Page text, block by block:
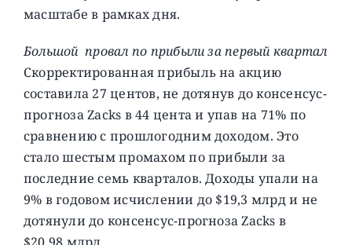
масштабе в рамках дня.
Большой провал по прибыли за первый квартал
Скорректированная прибыль на акцию
составила 27 центов, не дотянув до консенсус-
прогноза Zacks в 44 цента и упав на 71% по
сравнению с прошлогодним доходом. Это
стало шестым промахом по прибыли за
последние семь кварталов. Доходы упали на
9% в годовом исчислении до $19,3 млрд и не
дотянули до консенсус-прогноза Zacks в